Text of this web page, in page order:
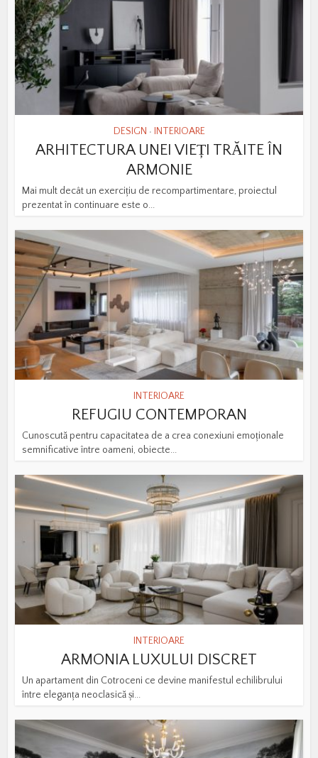
DESIGN • INTERIOARE
ARHITECTURA UNEI VIEȚI TRĂITE ÎN
ARMONIE
Mai mult decât un exercițiu de recompartimentare, proiectul
prezentat în continuare este o...
INTERIOARE
REFUGIU CONTEMPORAN
Cunoscută pentru capacitatea de a crea conexiuni emoționale
semnificative între oameni, obiecte...
INTERIOARE
ARMONIA LUXULUI DISCRET
Un apartament din Cotroceni ce devine manifestul echilibrului
între eleganța neoclasică și...